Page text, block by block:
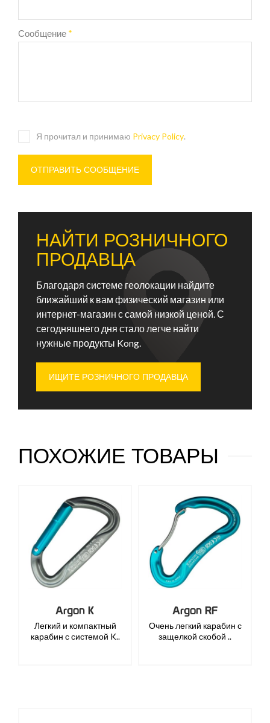
Сообщение *
Я прочитал и принимаю Privacy Policy.
НАЙТИ РОЗНИЧНОГО
ПРОДАВЦА
Благодаря системе геолокации найдите
ближайший к вам физический магазин или
интернет-магазин с самой низкой ценой. С
сегодняшнего дня стало легче найти
нужные продукты Kong.
ИЩИТЕ РОЗНИЧНОГО ПРОДАВЦА
ПОХОЖИЕ ТОВАРЫ
Argon K
Легкий и компактный
карабин с системой K..
Argon RF
Очень легкий карабин с
защелкой скобой ..